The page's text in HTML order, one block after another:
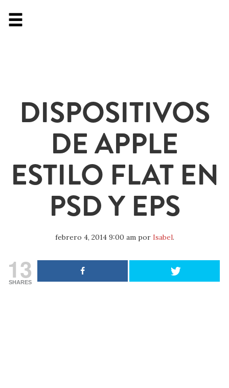
DISPOSITIVOS
DE APPLE
ESTILO FLAT EN
PSD Y EPS
febrero 4, 2014 9:00 ampor Isabel.
13
SHARES